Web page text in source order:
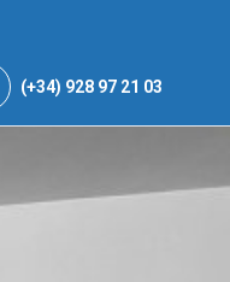
(+34) 928 97 21 03